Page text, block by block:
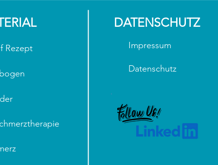
Rezept Impressum
Datenschutz
DATENSCHUTZ